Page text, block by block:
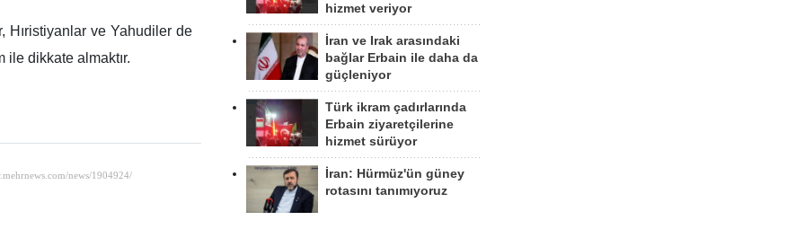
Hıristiyanlar ve Yahudiler de
ile dikkate almaktır.
hizmet veriyor
İran ve Irak arasındaki
bağlar Erbain ile daha da
güçleniyor
Türk ikram çadırlarında
Erbain ziyaretçilerine
hizmet sürüyor
İran: Hürmüz'ün güney
rotasını tanımıyoruz